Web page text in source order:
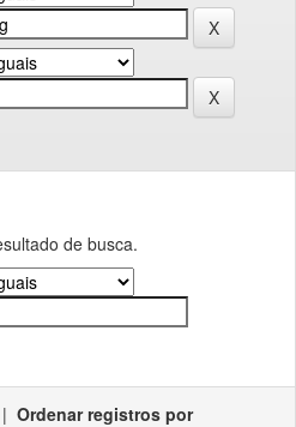
de busca.
| Ordenar registros por